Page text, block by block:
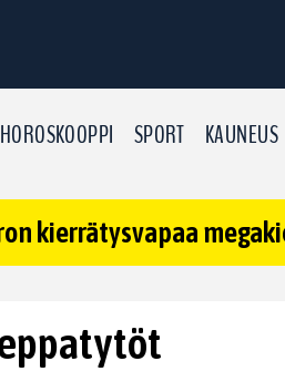
HOROSKOOPPI SPORT KAUNEUS
kierrätysvapaa